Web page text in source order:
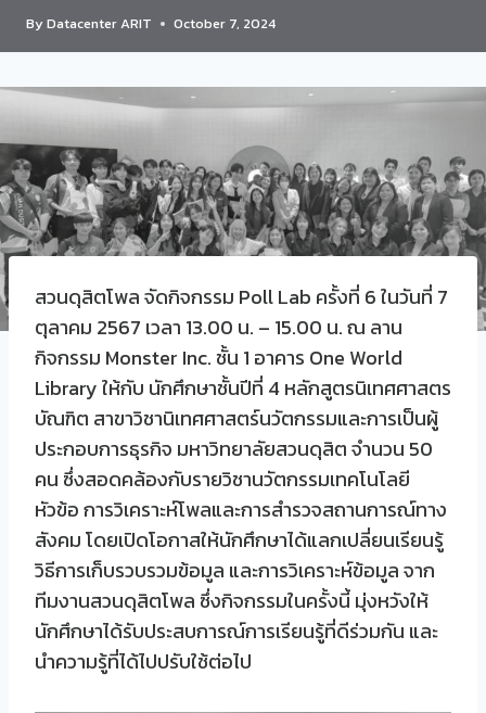
By Datacenter ARIT October 7, 2024
สวนดุสิตโพล จัดกิจกรรม Poll Lab ครั้งที่ 6 ในวันที่ 7
ตุลาคม 2567 เวลา 13.00 น. – 15.00 น. ณ ลาน
กิจกรรม Monster Inc. ชั้น 1 อาคาร One World
Library ให้กับ นักศึกษาชั้นปีที่ 4 หลักสูตรนิเทศศาสตร
บัณฑิต สาขาวิชานิเทศศาสตร์นวัตกรรมและการเป็นผู้
ประกอบการธุรกิจ มหาวิทยาลัยสวนดุสิต จำนวน 50
คน ซึ่งสอดคล้องกับรายวิชานวัตกรรมเทคโนโลยี
หัวข้อ การวิเคราะห์โพลและการสํารวจสถานการณ์ทาง
สังคม โดยเปิดโอกาสให้นักศึกษาได้แลกเปลี่ยนเรียนรู้
วิธีการเก็บรวบรวมข้อมูล และการวิเคราะห์ข้อมูล จาก
ทีมงานสวนดุสิตโพล ซึ่งกิจกรรมในครั้งนี้ มุ่งหวังให้
นักศึกษาได้รับประสบการณ์การเรียนรู้ที่ดีร่วมกัน และ
นำความรู้ที่ได้ไปปรับใช้ต่อไป